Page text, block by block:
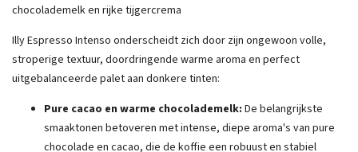
chocolademelk en rijke tijgercrema
Illy Espresso Intenso onderscheidt zich door zijn ongewoon volle,
stroperige textuur, doordringende warme aroma en perfect
uitgebalanceerde palet aan donkere tinten:
Pure cacao en warme chocolademelk: De belangrijkste
smaaktonen betoveren met intense, diepe aroma's van pure
chocolade en cacao, die de koffie een robuust en stabiel